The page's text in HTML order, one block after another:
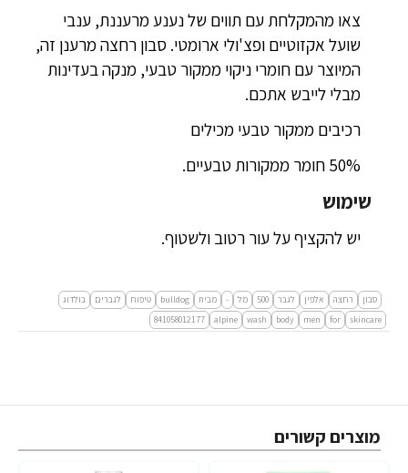
צאו מהמקלחת עם תווים של נענע מרעננת, ענבי
שועל אקזוטיים ופצ'ולי ארומטי. סבון רחצה מרענן זה,
המיוצר עם חומרי ניקוי ממקור טבעי, מנקה בעדינות
מבלי לייבש אתכם.
רכיבים ממקור טבעי מכילים
50% חומר ממקורות טבעיים.
שימוש
יש להקציף על עור רטוב ולשטוף.
סבון רחצה אלפין לגבר 500 מל - מבית bulldog טיפוח לגברים
בולדוג
skincare
for
men
body
wash
alpine
841058012177
מוצרים קשורים